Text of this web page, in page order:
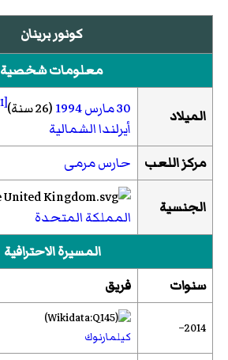
كونور برينان
معلومات شخصية
الميلاد 30 مارس 1994(26 سنة) [1]
أيرلندا الشمالية
مركز اللعب
حارس مرمى
الجنسية
المملكة المتحدة
المسيرة الاحترافية
سنوات
فريق
2014–
كيلمارنوك